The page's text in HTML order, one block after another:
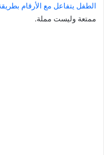
الطفل يتفاعل مع الأرقام
ممتعة وليست مملة.